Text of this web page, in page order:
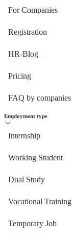
For Companies
Registration
HR-Blog
Pricing
FAQ by companies
Employment type
Internship
Working Student
Dual Study
Vocational Training
Temporary Job